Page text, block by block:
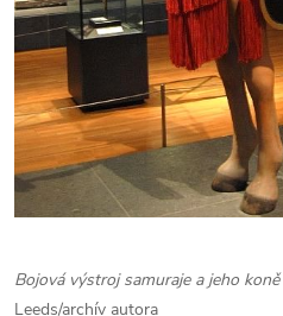
Bojová výstroj samuraje a jeho koně
Leeds/archív autora